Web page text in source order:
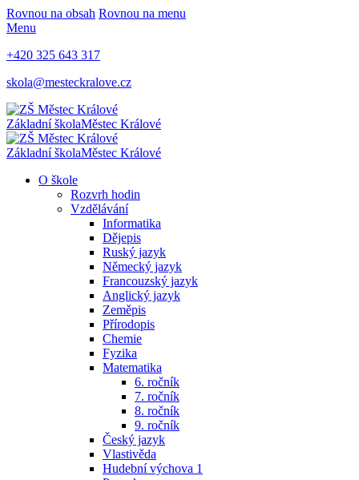
Rovnou na obsah Rovnou na menu
Menu
+420 325 643 317
skola@mesteckralove.cz
Základní školaMěstec Králové
Základní školaMěstec Králové
O škole
Rozvrh hodin
Vzdělávání
Informatika
Dějepis
Ruský jazyk
Německý jazyk
Francouzský jazyk
Anglický jazyk
Zeměpis
Přírodopis
Chemie
Fyzika
Matematika
6. ročník
7. ročník
8. ročník
9. ročník
Český jazyk
Vlastivěda
Hudební výchova 1